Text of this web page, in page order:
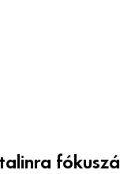
fókuszál